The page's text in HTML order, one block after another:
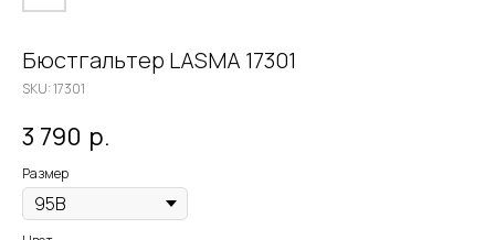
Бюстгальтер LASMA 17301
SKU:17301
3 790 р.
Размер